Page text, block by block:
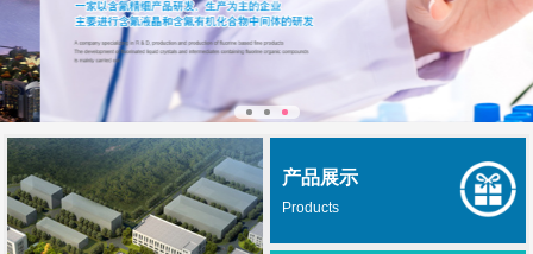
产品展示
Products